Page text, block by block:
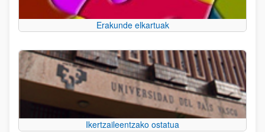
Erakunde elkartuak
Ikertzaileentzako ostatua